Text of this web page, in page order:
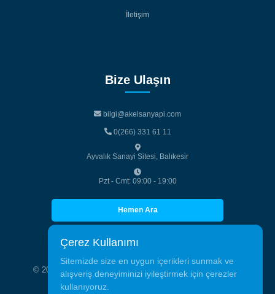
İletişim
Bize Ulaşın
bilgi@akelsanyapi.com
0(266) 331 61 11
0(266) 331 61 11
Ayvalık Sanayi Sitesi, Balıkesir
Pzt - Cmt: 09:00 - 19:00
Hemen Ara
Hemen Ara
© 2026 Akelsan Alüminyum Tic. San. Tüm hakları saklıdır.
Çerez Kullanımı
Sitemizde size en uygun içerikleri sunmak ve
alışveriş deneyiminizi iyileştirmek için çerezler
kullanıyoruz.